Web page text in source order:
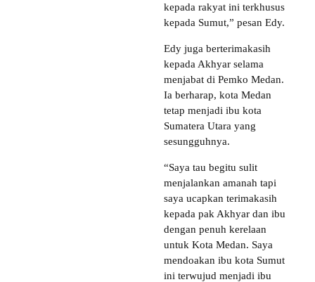
kepada rakyat ini terkhusus
kepada Sumut,” pesan Edy.
Edy juga berterimakasih
kepada Akhyar selama
menjabat di Pemko Medan.
Ia berharap, kota Medan
tetap menjadi ibu kota
Sumatera Utara yang
sesungguhnya.
“Saya tau begitu sulit
menjalankan amanah tapi
saya ucapkan terimakasih
kepada pak Akhyar dan ibu
dengan penuh kerelaan
untuk Kota Medan. Saya
mendoakan ibu kota Sumut
ini terwujud menjadi ibu